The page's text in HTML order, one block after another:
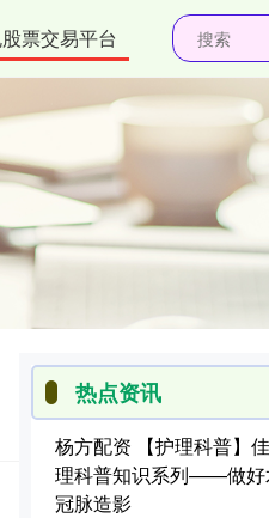
票交易平台
热点资讯
杨方配资 【护理科普】
理科普知识系列——做好
冠脉造影